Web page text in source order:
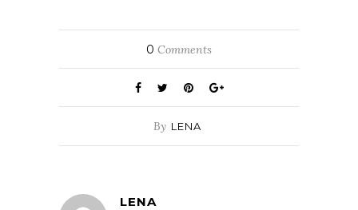
0 Comments
By LENA
LENA